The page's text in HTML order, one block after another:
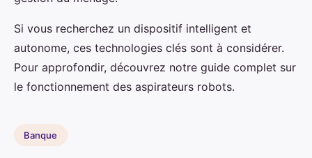
Si vous recherchez un dispositif intelligent et
autonome, ces technologies clés sont à considérer.
Pour approfondir, découvrez notre guide complet sur
le fonctionnement des aspirateurs robots.
Banque